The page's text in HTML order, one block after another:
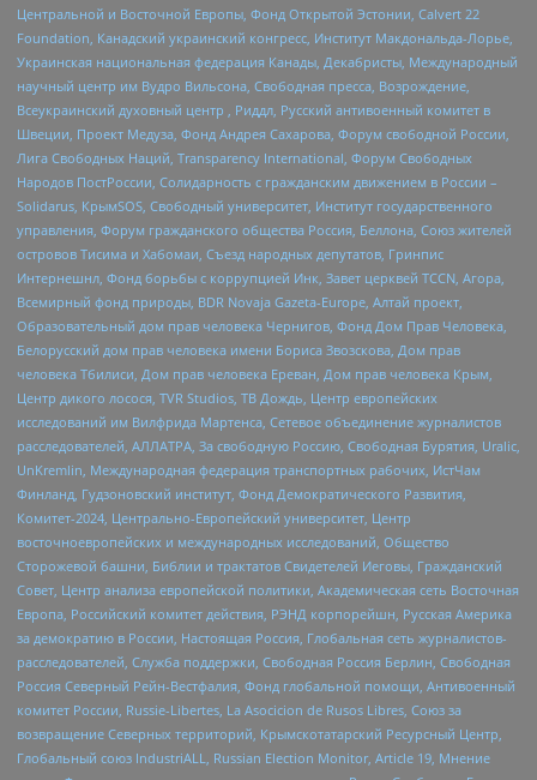
Центральной и Восточной Европы, Фонд Открытой Эстонии, Calvert 22
Foundation, Канадский украинский конгресс, Институт Макдональда-Лорье,
Украинская национальная федерация Канады, Декабристы, Международный
научный центр им Вудро Вильсона, Свободная пресса, Возрождение,
Всеукраинский духовный центр , Риддл, Русский антивоенный комитет в
Швеции, Проект Медуза, Фонд Андрея Сахарова, Форум свободной России,
Лига Свободных Наций, Transparеncy International, Форум Свободных
Народов ПостРоссии, Солидарность с гражданским движением в России –
Solidarus, КрымSOS, Свободный университет, Институт государственного
управления, Форум гражданского общества Россия, Беллона, Союз жителей
островов Тисима и Хабомаи, Съезд народных депутатов, Гринпис
Интернешнл, Фонд борьбы с коррупцией Инк, Завет церквей TCCN, Агора,
Всемирный фонд природы, BDR Novaja Gazeta-Europe, Алтай проект,
Образовательный дом прав человека Чернигов, Фонд Дом Прав Человека,
Белорусский дом прав человека имени Бориса Звозскова, Дом прав
человека Тбилиси, Дом прав человека Ереван, Дом прав человека Крым,
Центр дикого лосося, TVR Studios, ТВ Дождь, Центр европейских
исследований им Вилфрида Мартенса, Сетевое объединение журналистов
расследователей, АЛЛАТРА, За свободную Россию, Свободная Бурятия, Uralic,
UnKremlin, Международная федерация транспортных рабочих, ИстЧам
Финланд, Гудзоновский институт, Фонд Демократического Развития,
Комитет-2024, Центрально-Европейский университет, Центр
восточноевропейских и международных исследований, Общество
Сторожевой башни, Библии и трактатов Свидетелей Иеговы, Гражданский
Совет, Центр анализа европейской политики, Академическая сеть Восточная
Европа, Российский комитет действия, РЭНД корпорейшн, Русская Америка
за демократию в России, Настоящая Россия, Глобальная сеть журналистов-
расследователей, Служба поддержки, Свободная Россия Берлин, Свободная
Россия Северный Рейн-Вестфалия, Фонд глобальной помощи, Антивоенный
комитет России, Russie-Libertes, La Asocicion de Rusos Libres, Союз за
возвращение Северных территорий, Крымскотатарский Ресурсный Центр,
Глобальный союз IndustriALL, Russian Election Monitor, Article 19, Мнение